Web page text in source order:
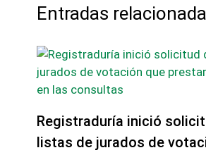
Entradas
Registraduría inició
listas de jurados de